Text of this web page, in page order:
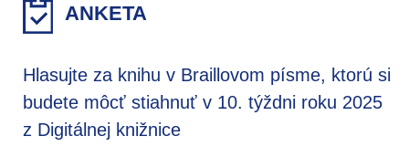
ANKETA
Hlasujte za knihu v Braillovom písme, ktorú si
budete môcť stiahnuť v 10. týždni roku 2025
z Digitálnej knižnice